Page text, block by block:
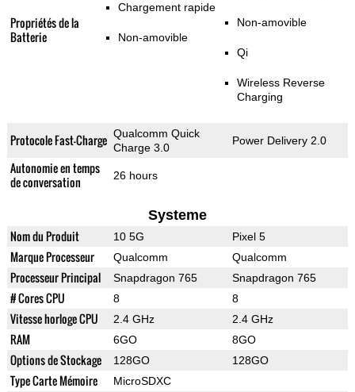
Propriétés de la
Batterie
Chargement rapide
Non-amovible
Non-amovible
Qi
Wireless Reverse
Charging
Protocole Fast-Charge Qualcomm Quick
Charge 3.0
Power Delivery 2.0
Autonomie en temps
de conversation
26 hours
Systeme
Nom du Produit 10 5G Pixel 5
Marque Processeur Qualcomm Qualcomm
Processeur Principal Snapdragon 765 Snapdragon 765
# Cores CPU 8 8
Vitesse horloge CPU 2.4 GHz 2.4 GHz
RAM 6GO 8GO
Options de Stockage 128GO 128GO
Type Carte Mémoire MicroSDXC